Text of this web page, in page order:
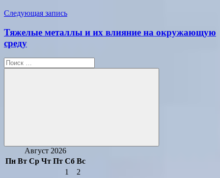
Следующая запись
Тяжелые металлы и их влияние на окружающую
среду
Поиск
для:
Поиск
Август 2026
Пн Вт Ср Чт Пт Сб Вс
1
2